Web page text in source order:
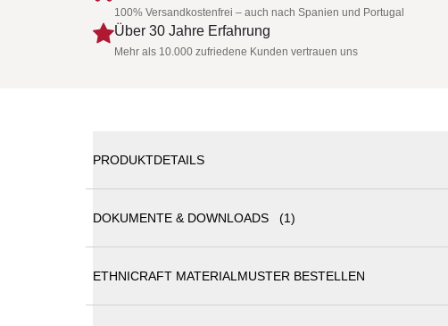
100% Versandkostenfrei – auch nach Spanien und Portugal
Über 30 Jahre Erfahrung
Mehr als 10.000 zufriedene Kunden vertrauen uns
PRODUKTDETAILS
skulpturaler Charakter ist das Ergebnis der Suche
DOKUMENTE & DOWNLOADS (1)
ETHNICRAFT MATERIALMUSTER BESTELLEN